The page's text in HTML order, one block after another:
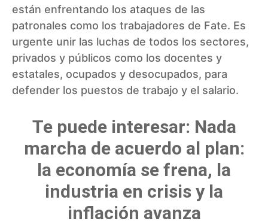
están enfrentando los ataques de las
patronales como los trabajadores de Fate. Es
urgente unir las luchas de todos los sectores,
privados y públicos como los docentes y
estatales, ocupados y desocupados, para
defender los puestos de trabajo y el salario.
Te puede interesar: Nada
marcha de acuerdo al plan:
la economía se frena, la
industria en crisis y la
inflación avanza